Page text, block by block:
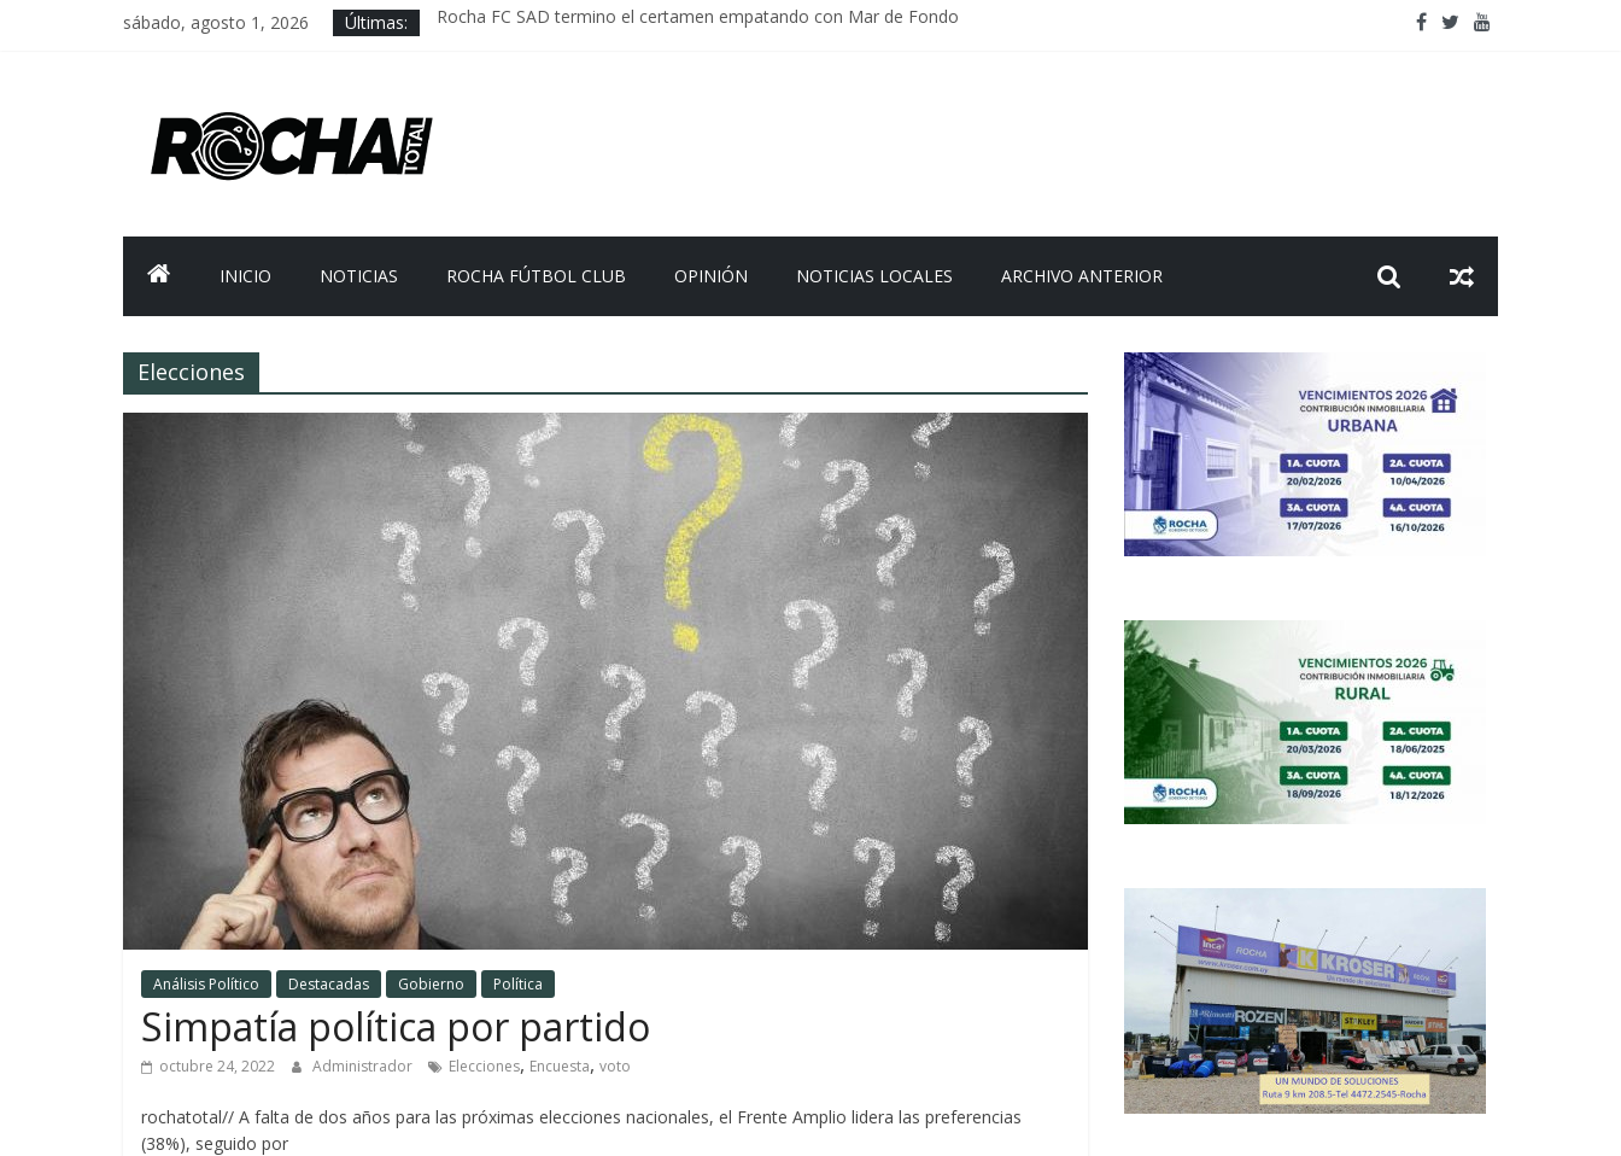
sábado, agosto 1, 2026 Últimas:
Rocha FC SAD termino el certamen empatando con Mar de Fondo
INICIO NOTICIAS ROCHA FÚTBOL CLUB OPINIÓN NOTICIAS LOCALES ARCHIVO ANTERIOR
Elecciones
Análisis Político Destacadas Gobierno Política
Simpatía política por partido
octubre 24, 2022 Administrador Elecciones, Encuesta, voto
rochatotal// A falta de dos años para las próximas elecciones nacionales, el Frente Amplio lidera las preferencias
(38%), seguido por